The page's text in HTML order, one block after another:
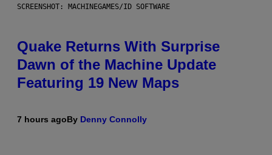
SCREENSHOT: MACHINEGAMES/ID SOFTWARE
Quake Returns With Surprise
Dawn of the Machine Update
Featuring 19 New Maps
7 hours agoBy Denny Connolly